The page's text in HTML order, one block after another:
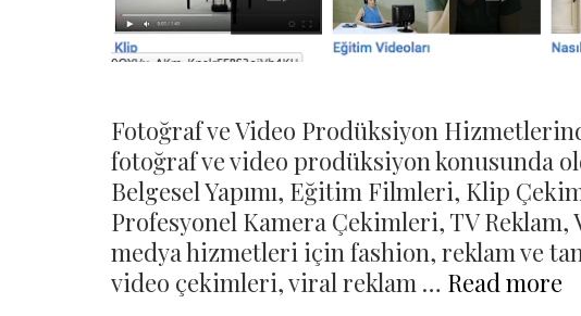
Fotoğraf ve Video Prodüksiyon
fotoğraf ve video prodüksiyon konusunda
Belgesel Yapımı, Eğitim Filmleri, Klip
Profesyonel Kamera Çekimleri, TV
medya hizmetleri için fashion, reklam ve
video çekimleri, viral reklam … Read more